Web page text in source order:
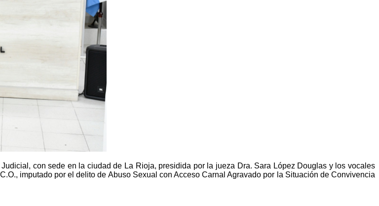
con sede en la ciudad de La Rioja, presidida por la jueza Dra. Sara López Douglas y los vocales
imputado por el delito de Abuso Sexual con Acceso Carnal Agravado por la Situación de Convivencia